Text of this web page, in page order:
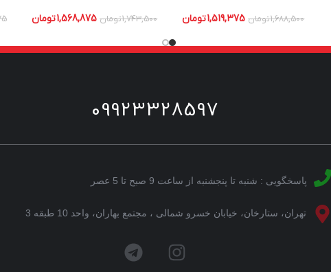
1,688,500تومان 1,519,375تومان 1,743,500تومان 1,568,875تومان
09923328597
پاسخگویی : شنبه تا پنجشنبه از ساعت 9 صبح تا 5 عصر
تهران، ستارخان، خیابان خسرو شمالی ، مجتمع بهاران، واحد 10 طبقه 3